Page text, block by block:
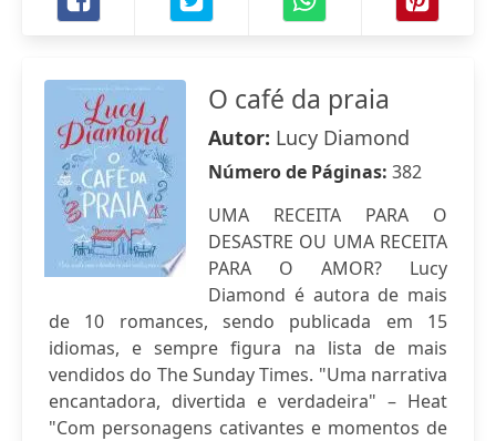
O café da praia
Autor: Lucy Diamond
Número de Páginas: 382
UMA RECEITA PARA O
DESASTRE OU UMA RECEITA
PARA O AMOR? Lucy
Diamond é autora de mais
de 10 romances, sendo publicada em 15
idiomas, e sempre figura na lista de mais
vendidos do The Sunday Times. "Uma narrativa
encantadora, divertida e verdadeira" – Heat
"Com personagens cativantes e momentos de